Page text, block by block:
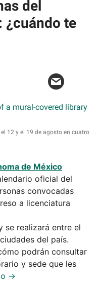
del
¿cuándo te
12 y el 19 de agosto en cuatro
de México
oficial del
convocadas
a licenciatura
se realizará entre el
del país.
podrán consultar
y sede que les